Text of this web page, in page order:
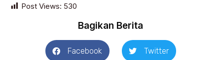
Post Views: 530
Bagikan Berita
Facebook Twitter